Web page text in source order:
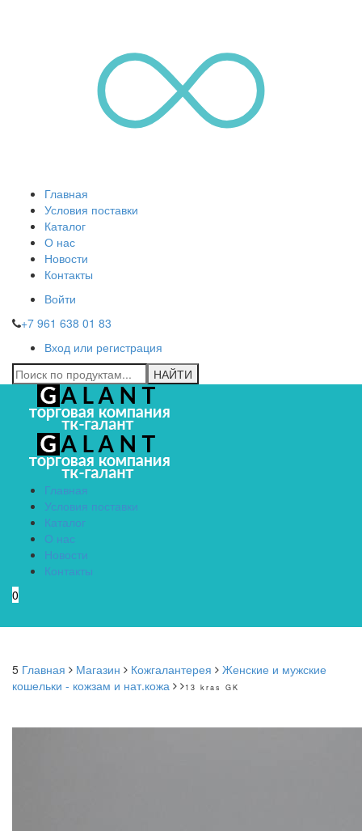
Главная
Условия поставки
Каталог
О нас
Новости
Контакты
Войти
+7 961 638 01 83
Вход или регистрация
Главная
Условия поставки
Каталог
О нас
Новости
Контакты
0
5 Главная Магазин Кожгалантерея
Женские и мужские
кошельки - кожзам и нат.кожа
13 kras GK